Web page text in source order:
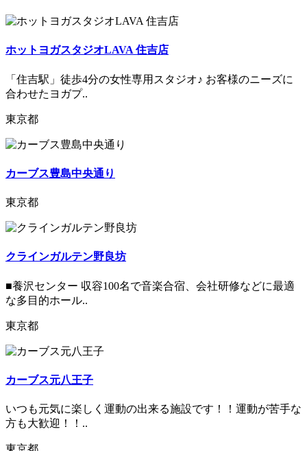
ホットヨガスタジオLAVA 住吉店
「住吉駅」徒歩4分の女性専用スタジオ♪ お客様のニーズに
合わせたヨガプ..
東京都
カーブス豊島中央通り
東京都
クラインガルテン野良坊
■養沢センター 収容100名で音楽合宿、会社研修などに最適
な多目的ホール..
東京都
カーブス元八王子
いつも元気に楽しく運動の出来る施設です！！運動が苦手な
方も大歓迎！！..